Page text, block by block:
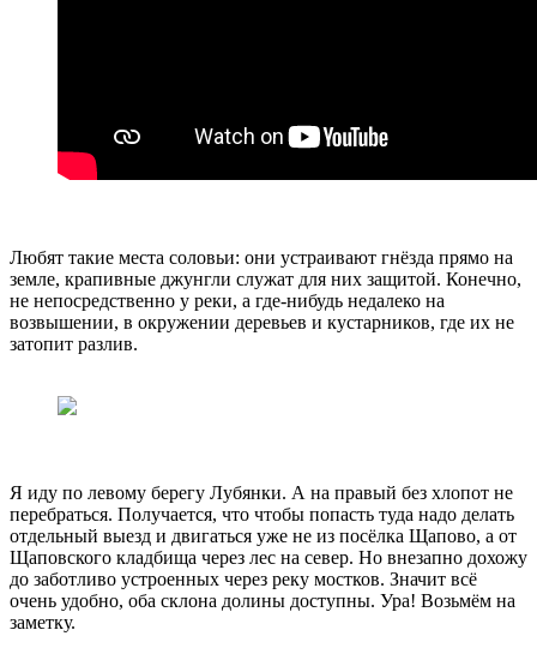
Любят такие места соловьи: они устраивают гнёзда прямо на
земле, крапивные джунгли служат для них защитой. Конечно,
не непосредственно у реки, а где-нибудь недалеко на
возвышении, в окружении деревьев и кустарников, где их не
затопит разлив.
Я иду по левому берегу Лубянки. А на правый без хлопот не
перебраться. Получается, что чтобы попасть туда надо делать
отдельный выезд и двигаться уже не из посёлка Щапово, а от
Щаповского кладбища через лес на север. Но внезапно дохожу
до заботливо устроенных через реку мостков. Значит всё
очень удобно, оба склона долины доступны. Ура! Возьмём на
заметку.